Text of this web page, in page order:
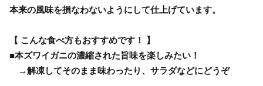
本来の風味を損なわないようにして仕上げています。
【 こんな食べ方もおすすめです！ 】
■本ズワイガニの濃縮された旨味を楽しみたい！
→解凍してそのまま味わったり、サラダなどにどうぞ